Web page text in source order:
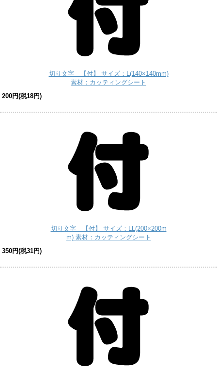
切り文字 【付】 サイズ：L(140×140mm)
素材：カッティングシート
200円(税18円)
切り文字 【付】 サイズ：LL(200×200m
m) 素材：カッティングシート
350円(税31円)